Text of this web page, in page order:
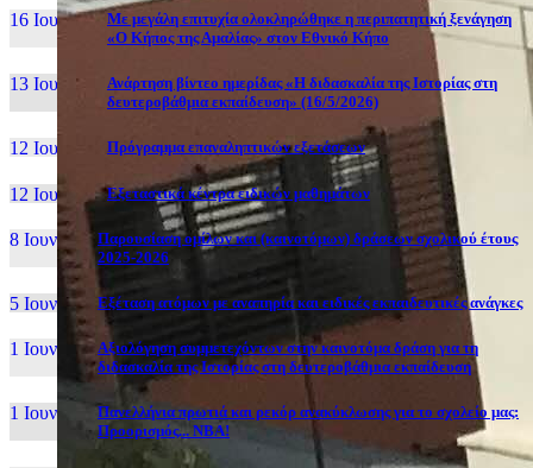
16 Ιουν, 26
Με μεγάλη επιτυχία ολοκληρώθηκε η περιπατητική ξενάγηση
«Ο Κήπος της Αμαλίας» στον Εθνικό Κήπο
13 Ιουν, 26
Ανάρτηση βίντεο ημερίδας «Η διδασκαλία της Ιστορίας στη
δευτεροβάθμια εκπαίδευση» (16/5/2026)
12 Ιουν, 26 Πρόγραμμα επαναληπτικών εξετάσεων
12 Ιουν, 26 Εξεταστικά κέντρα ειδικών μαθημάτων
8 Ιουν, 26
Παρουσίαση ομίλων και (καινοτόμων) δράσεων σχολικού έτους
2025-2026
5 Ιουν, 26 Εξέταση ατόμων με αναπηρία και ειδικές εκπαιδευτικές ανάγκες
1 Ιουν, 26
Αξιολόγηση συμμετεχόντων στην καινοτόμα δράση για τη
διδασκαλία της Ιστορίας στη δευτεροβάθμια εκπαίδευση
1 Ιουν, 26
Πανελλήνια πρωτιά και ρεκόρ ανακύκλωσης για το σχολείο μας:
Προορισμός... NBA!